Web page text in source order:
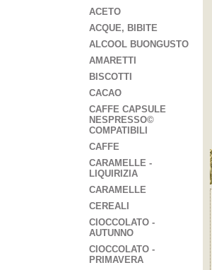
ACETO
ACQUE, BIBITE
ALCOOL BUONGUSTO
AMARETTI
BISCOTTI
CACAO
CAFFE CAPSULE
NESPRESSO©
COMPATIBILI
CAFFE
CARAMELLE -
LIQUIRIZIA
CARAMELLE
CEREALI
CIOCCOLATO -
AUTUNNO
CIOCCOLATO -
PRIMAVERA